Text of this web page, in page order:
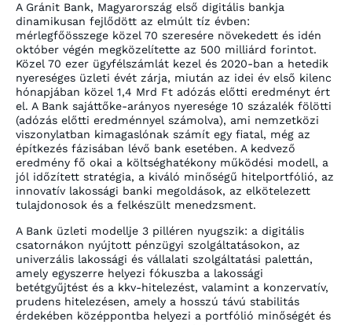
A Gránit Bank, Magyarország első digitális bankja
dinamikusan fejlődött az elmúlt tíz évben:
mérlegfőösszege közel 70 szeresére növekedett és idén
október végén megközelítette az 500 milliárd forintot.
Közel 70 ezer ügyfélszámlát kezel és 2020-ban a hetedik
nyereséges üzleti évét zárja, miután az idei év első kilenc
hónapjában közel 1,4 Mrd Ft adózás előtti eredményt ért
el. A Bank sajáttőke-arányos nyeresége 10 százalék fölötti
(adózás előtti eredménnyel számolva), ami nemzetközi
viszonylatban kimagaslónak számít egy fiatal, még az
építkezés fázisában lévő bank esetében. A kedvező
eredmény fő okai a költséghatékony működési modell, a
jól időzített stratégia, a kiváló minőségű hitelportfólió, az
innovatív lakossági banki megoldások, az elkötelezett
tulajdonosok és a felkészült menedzsment.
A Bank üzleti modellje 3 pilléren nyugszik: a digitális
csatornákon nyújtott pénzügyi szolgáltatásokon, az
univerzális lakossági és vállalati szolgáltatási palettán,
amely egyszerre helyezi fókuszba a lakossági
betétgyűjtést és a kkv-hitelezést, valamint a konzervatív,
prudens hitelezésen, amely a hosszú távú stabilitás
érdekében középpontba helyezi a portfólió minőségét és